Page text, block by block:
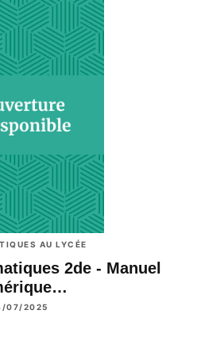
AU LYCÉE
2de - Manuel
07/2025